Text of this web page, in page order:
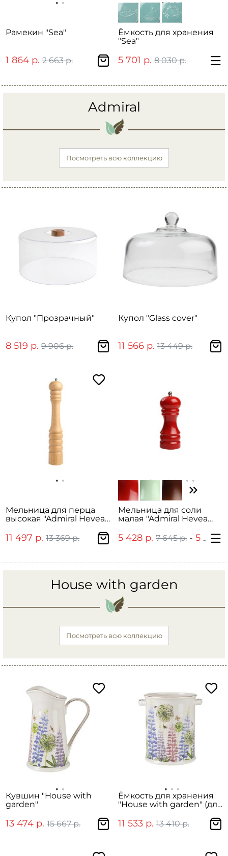
Рамекин "Sea"
1 864 р. 2 663 р.
Ёмкость для хранения
"Sea"
5 701 р. 8 030 р.
Admiral
Посмотреть всю коллекцию
Купол "Прозрачный"
8 519 р. 9 906 р.
Купол "Glass cover"
11 566 р. 13 449 р.
Мельница для перца
высокая "Admiral Hevea
11 497 р. 13 369 р.
Мельница для соли
малая "Admiral Hevea
5 428 р. 7 645 р. - 5 644 р.
House with garden
Посмотреть всю коллекцию
Кувшин "House with
garden"
13 474 р. 15 667 р.
Ёмкость для хранения
"House with garden" (для
11 533 р. 13 410 р.